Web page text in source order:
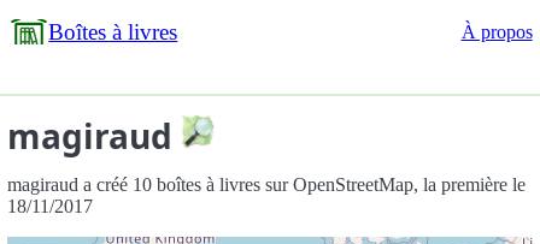
Boîtes à livres À propos
magiraud
magiraud a créé 10 boîtes à livres sur OpenStreetMap, la première le
18/11/2017